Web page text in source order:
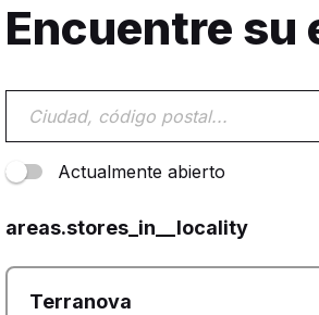
Encuentre su
Actualmente abierto
areas.stores_in__locality
Terranova